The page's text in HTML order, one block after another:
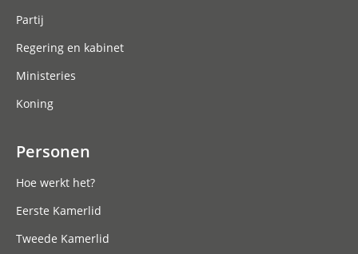
Partij
Regering en kabinet
Ministeries
Koning
Personen
Hoe werkt het?
Eerste Kamerlid
Tweede Kamerlid